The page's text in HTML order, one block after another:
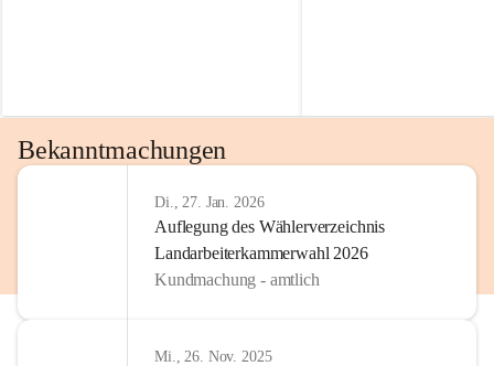
Bekanntmachungen
Di., 27. Jan. 2026
Auflegung des Wählerverzeichnis
Landarbeiterkammerwahl 2026
Kundmachung - amtlich
Mi., 26. Nov. 2025